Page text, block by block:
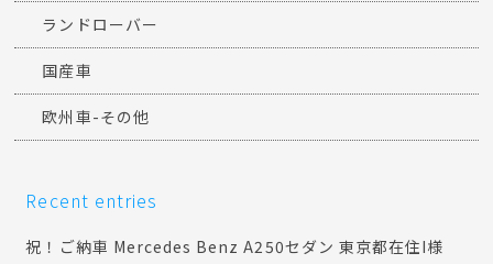
ランドローバー
国産車
欧州車-その他
Recent entries
祝！ご納車 Mercedes Benz A250セダン 東京都在住I様